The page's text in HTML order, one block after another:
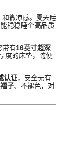
和微凉感。夏天睡
稳稳睡个高品质
带有16英寸超深
度的床垫，随便
认证，安全无有
子、不褪色，对